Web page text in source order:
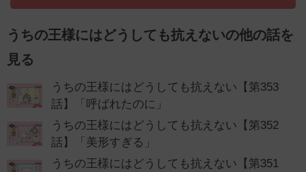
うちの王様にはどうしても抗えないの他の話を
見る
うちの王様にはどうしても抗えない【第353
話】「呼ばれたのに」
うちの王様にはどうしても抗えない【第352
話】「美形すぎる」
うちの王様にはどうしても抗えない【第351